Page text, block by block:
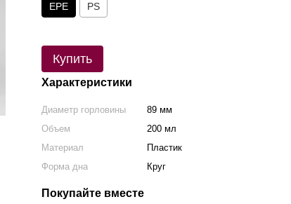
EPE PS
Купить
Характеристики
Диаметр горловины
89 мм
Объем
200 мл
Материал
Пластик
Форма дна
Круг
Покупайте вместе